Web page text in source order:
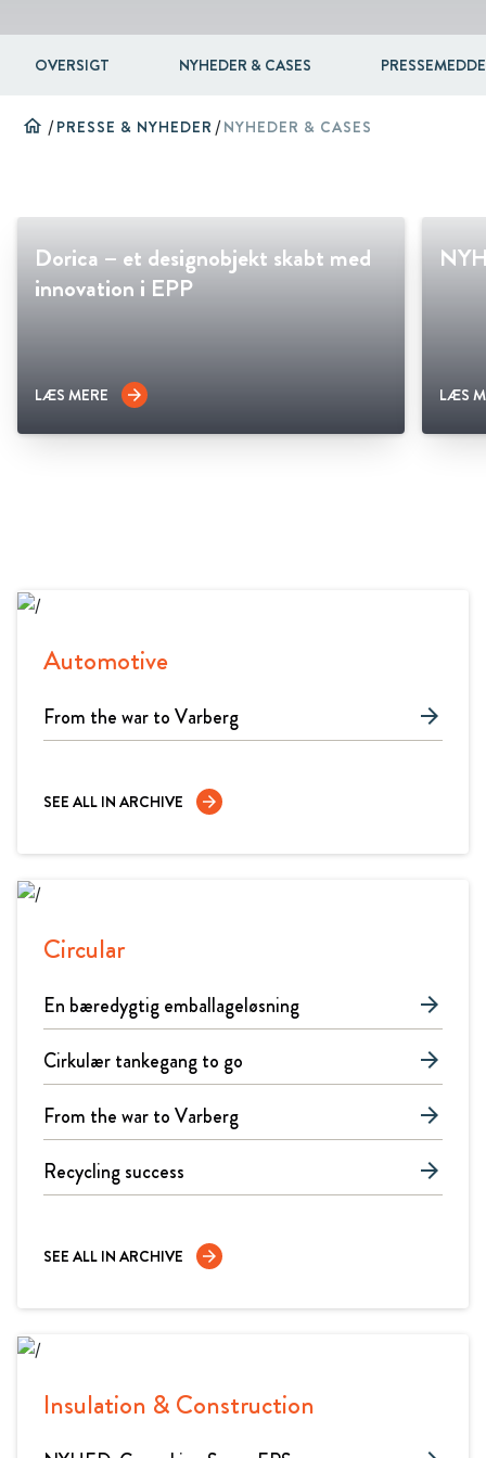
OVERSIGT NYHEDER & CASES
home /PRESSE & NYHEDER /NYHEDER & CASES
Dorica – et designobjekt skabt med
innovation i EPP
LÆS MERE arrow_forward LÆS
Automotive
From the war to Varberg arrow_forward
SEE ALL IN ARCHIVE arrow_forward
Circular
En bæredygtig emballageløsning arrow_forward
Cirkulær tankegang to go arrow_forward
From the war to Varberg arrow_forward
Recycling success arrow_forward
SEE ALL IN ARCHIVE arrow_forward
Insulation & Construction